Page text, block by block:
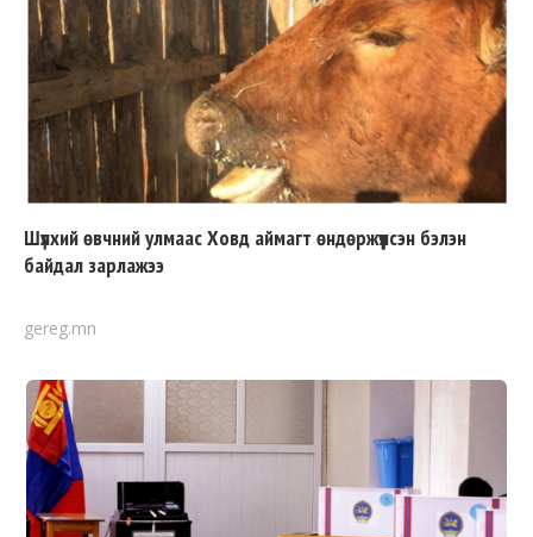
Шүлхий өвчний улмаас Ховд аймагт өндөржүүлсэн бэлэн
байдал зарлажээ
gereg.mn